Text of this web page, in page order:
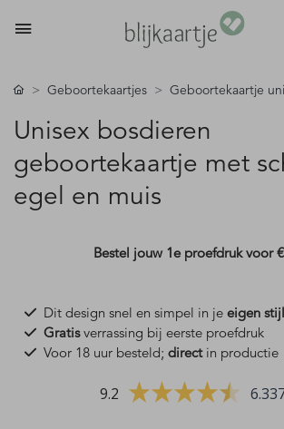
Geboortekaartjes Geboortekaartje
Unisex bosdieren
geboortekaartje met
egel en muis
Bestel jouw 1e proefdruk voor
Dit design snel en simpel in je eigen stijl
Gratisverrassing bij eerste proefdruk
Voor 18 uur besteld; directin productie
9.2